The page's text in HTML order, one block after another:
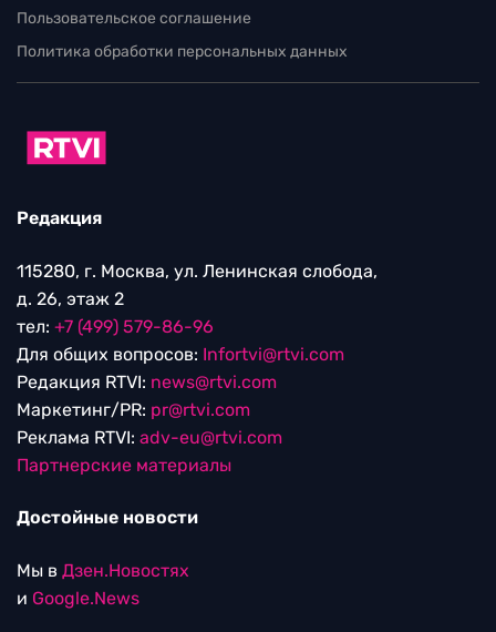
Пользовательское соглашение
Политика обработки персональных данных
Редакция
115280, г. Москва, ул. Ленинская слобода,
д. 26, этаж 2
тел: +7 (499) 579-86-96
Для общих вопросов: Infortvi@rtvi.com
Редакция RTVI: news@rtvi.com
Маркетинг/PR: pr@rtvi.com
Реклама RTVI: adv-eu@rtvi.com
Партнерские материалы
Достойные новости
Мы в Дзен.Новостях
и Google.News